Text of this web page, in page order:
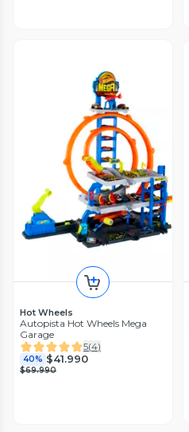
Hot Wheels
Autopista Hot Wheels Mega
Garage
5(4)
40% $41.990
$69.990